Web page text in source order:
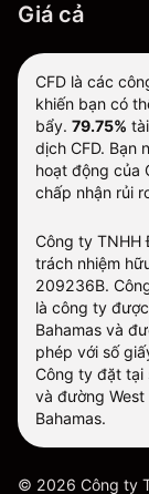
Giá cả
CFD là các
khiến bạn có
bẩy. 79.75%
dịch CFD. Bạn
hoạt động của
chấp nhận rủi
Công ty TNHH
trách nhiệm
209236B.
là công ty
Bahamas và
phép với số
Công ty đặt tại
và đường West
Bahamas.
© 2026 Công ty